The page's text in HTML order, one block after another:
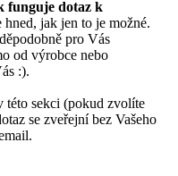
funguje dotaz k
hned, jak jen to je možné.
pro Vás
od výrobce nebo
:).
této sekci (pokud zvolíte
se zveřejní bez Vašeho